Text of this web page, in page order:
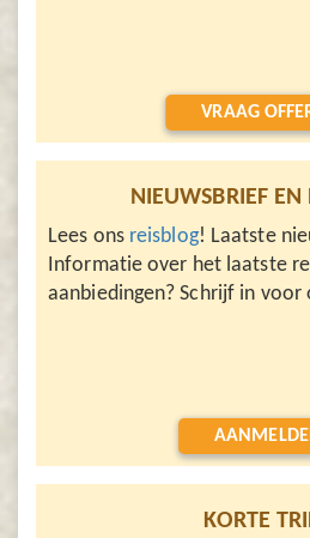
VRAAG
NIEUWSBRIEF EN
Lees ons reisblog! Laatste
Informatie over het laatste
aanbiedingen? Schrijf in
KORTE